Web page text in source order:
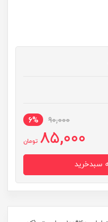
90,000
6%
85,000 تومان